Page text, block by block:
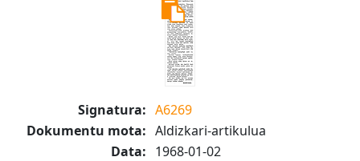
Signatura: A6269
Dokumentu mota: Aldizkari-artikulua
Data: 1968-01-02